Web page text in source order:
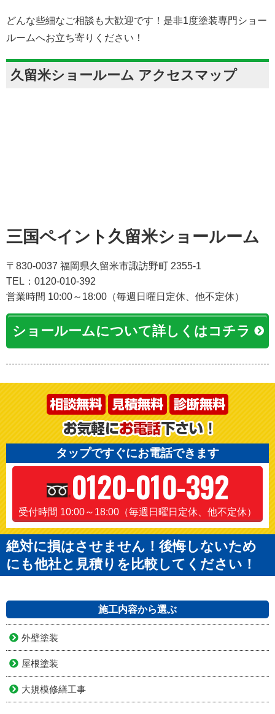
どんな些細なご相談も大歓迎です！是非1度塗装専門ショー
ルームへお立ち寄りください！
久留米ショールーム アクセスマップ
三国ペイント久留米ショールーム
〒830-0037 福岡県久留米市諏訪野町 2355-1
TEL：0120-010-392
営業時間 10:00～18:00（毎週日曜日定休、他不定休）
ショールームについて詳しくはコチラ
タップですぐにお電話できます
0120-010-392
受付時間 10:00～18:00（毎週日曜日定休、他不定休）
絶対に損はさせません！後悔しないため
にも他社と見積りを比較してください！
施工内容から選ぶ
外壁塗装
屋根塗装
大規模修繕工事